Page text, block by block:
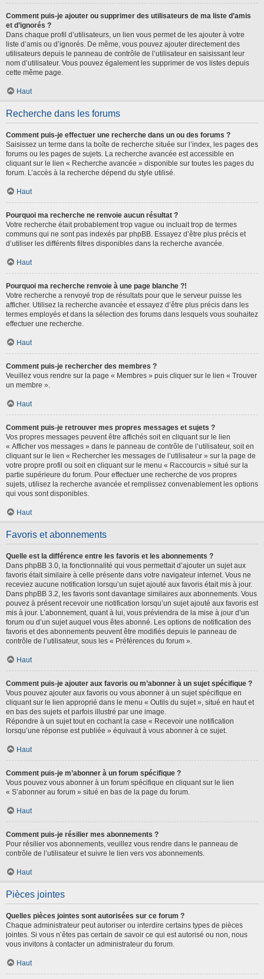
Comment puis-je ajouter ou supprimer des utilisateurs de ma liste d’amis
et d’ignorés ?
Dans chaque profil d’utilisateurs, un lien vous permet de les ajouter à votre
liste d’amis ou d’ignorés. De même, vous pouvez ajouter directement des
utilisateurs depuis le panneau de contrôle de l’utilisateur en saisissant leur
nom d’utilisateur. Vous pouvez également les supprimer de vos listes depuis
cette même page.
Haut
Recherche dans les forums
Comment puis-je effectuer une recherche dans un ou des forums ?
Saisissez un terme dans la boîte de recherche située sur l’index, les pages des
forums ou les pages de sujets. La recherche avancée est accessible en
cliquant sur le lien « Recherche avancée » disponible sur toutes les pages du
forum. L’accès à la recherche dépend du style utilisé.
Haut
Pourquoi ma recherche ne renvoie aucun résultat ?
Votre recherche était probablement trop vague ou incluait trop de termes
communs qui ne sont pas indexés par phpBB. Essayez d’être plus précis et
d’utiliser les différents filtres disponibles dans la recherche avancée.
Haut
Pourquoi ma recherche renvoie à une page blanche ?!
Votre recherche a renvoyé trop de résultats pour que le serveur puisse les
afficher. Utilisez la recherche avancée et essayez d’être plus précis dans les
termes employés et dans la sélection des forums dans lesquels vous souhaitez
effectuer une recherche.
Haut
Comment puis-je rechercher des membres ?
Veuillez vous rendre sur la page « Membres » puis cliquer sur le lien « Trouver
un membre ».
Haut
Comment puis-je retrouver mes propres messages et sujets ?
Vos propres messages peuvent être affichés soit en cliquant sur le lien
« Afficher vos messages » dans le panneau de contrôle de l’utilisateur, soit en
cliquant sur le lien « Rechercher les messages de l’utilisateur » sur la page de
votre propre profil ou soit en cliquant sur le menu « Raccourcis » situé sur la
partie supérieure du forum. Pour effectuer une recherche de vos propres
sujets, utilisez la recherche avancée et remplissez convenablement les options
qui vous sont disponibles.
Haut
Favoris et abonnements
Quelle est la différence entre les favoris et les abonnements ?
Dans phpBB 3.0, la fonctionnalité qui vous permettait d’ajouter un sujet aux
favoris était similaire à celle présente dans votre navigateur internet. Vous ne
receviez aucune notification lorsqu’un sujet ajouté aux favoris était mis à jour.
Dans phpBB 3.2, les favoris sont davantage similaires aux abonnements. Vous
pouvez à présent recevoir une notification lorsqu’un sujet ajouté aux favoris est
mis à jour. L’abonnement, quant à lui, vous préviendra de la mise à jour d’un
forum ou d’un sujet auquel vous êtes abonné. Les options de notification des
favoris et des abonnements peuvent être modifiés depuis le panneau de
contrôle de l’utilisateur, sous les « Préférences du forum ».
Haut
Comment puis-je ajouter aux favoris ou m’abonner à un sujet spécifique ?
Vous pouvez ajouter aux favoris ou vous abonner à un sujet spécifique en
cliquant sur le lien approprié dans le menu « Outils du sujet », situé en haut et
en bas des sujets et parfois illustré par une image.
Répondre à un sujet tout en cochant la case « Recevoir une notification
lorsqu’une réponse est publiée » équivaut à vous abonner à ce sujet.
Haut
Comment puis-je m’abonner à un forum spécifique ?
Vous pouvez vous abonner à un forum spécifique en cliquant sur le lien
« S’abonner au forum » situé en bas de la page du forum.
Haut
Comment puis-je résilier mes abonnements ?
Pour résilier vos abonnements, veuillez vous rendre dans le panneau de
contrôle de l’utilisateur et suivre le lien vers vos abonnements.
Haut
Pièces jointes
Quelles pièces jointes sont autorisées sur ce forum ?
Chaque administrateur peut autoriser ou interdire certains types de pièces
jointes. Si vous n’êtes pas certain de savoir ce qui est autorisé ou non, nous
vous invitons à contacter un administrateur du forum.
Haut